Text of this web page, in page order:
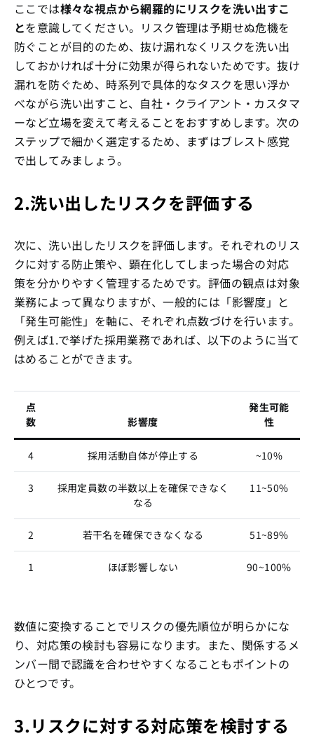
ここでは様々な視点から網羅的にリスクを洗い出すこ
とを意識してください。リスク管理は予期せぬ危機を
防ぐことが目的のため、抜け漏れなくリスクを洗い出
しておかければ十分に効果が得られないためです。抜け
漏れを防ぐため、時系列で具体的なタスクを思い浮か
べながら洗い出すこと、自社・クライアント・カスタマ
ーなど立場を変えて考えることをおすすめします。次の
ステップで細かく選定するため、まずはブレスト感覚
で出してみましょう。
2.洗い出したリスクを評価する
次に、洗い出したリスクを評価します。それぞれのリス
クに対する防止策や、顕在化してしまった場合の対応
策を分かりやすく管理するためです。評価の観点は対象
業務によって異なりますが、一般的には「影響度」と
「発生可能性」を軸に、それぞれ点数づけを行います。
例えば1.で挙げた採用業務であれば、以下のように当て
はめることができます。
点
数
影響度
発生可能
性
4 採用活動自体が停止する ~10%
3
採用定員数の半数以上を確保できなく
なる
11~50%
2 若干名を確保できなくなる 51~89%
1 ほぼ影響しない 90~100%
数値に変換することでリスクの優先順位が明らかにな
り、対応策の検討も容易になります。また、関係するメ
ンバー間で認識を合わせやすくなることもポイントの
ひとつです。
3.リスクに対する対応策を検討する